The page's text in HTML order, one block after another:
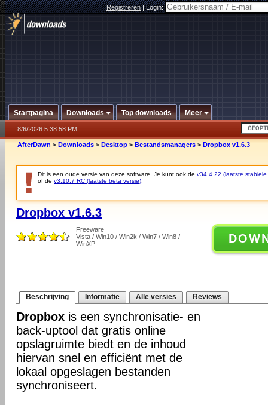
Registreren|Login:
Startpagina Downloads Top downloads Meer
8/6/2026 5:38:58 PM
AfterDawn > Downloads > Desktop > Bestandsmanagers > Dropbox v1.6.3
Dit is een oude versie van deze software. Je kunt ook de v34.4.22 (laatste stabiele
of de v3.10.7 RC (laatste beta versie)
Dropbox v1.6.3
Freeware
Vista / Win10 / Win2k / Win7 / Win8 /
WinXP
Beschrijving Informatie Alle versies Reviews
Dropbox is een synchronisatie- en
back-uptool dat gratis online
opslagruimte biedt en de inhoud
hiervan snel en efficiënt met de
lokaal opgeslagen bestanden
synchroniseert.